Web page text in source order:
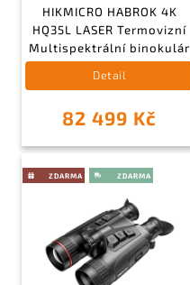
HIKMICRO HABROK 4K
HQ35L LASER Termovizní
Multispektrální binokulár
82 499 Kč
Detail